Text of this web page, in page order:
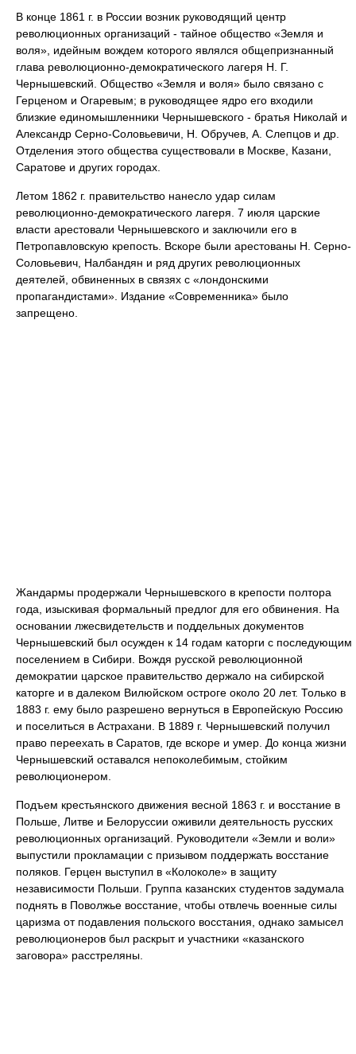
В конце 1861 г. в России возник руководящий центр
революционных организаций - тайное общество «Земля и
воля», идейным вождем которого являлся общепризнанный
глава революционно-демократического лагеря Н. Г.
Чернышевский. Общество «Земля и воля» было связано с
Герценом и Огаревым; в руководящее ядро его входили
близкие единомышленники Чернышевского - братья Николай и
Александр Серно-Соловьевичи, Н. Обручев, А. Слепцов и др.
Отделения этого общества существовали в Москве, Казани,
Саратове и других городах.
Летом 1862 г. правительство нанесло удар силам
революционно-демократического лагеря. 7 июля царские
власти арестовали Чернышевского и заключили его в
Петропавловскую крепость. Вскоре были арестованы Н. Серно-
Соловьевич, Налбандян и ряд других революционных
деятелей, обвиненных в связях с «лондонскими
пропагандистами». Издание «Современника» было
запрещено.
Жандармы продержали Чернышевского в крепости полтора
года, изыскивая формальный предлог для его обвинения. На
основании лжесвидетельств и поддельных документов
Чернышевский был осужден к 14 годам каторги с последующим
поселением в Сибири. Вождя русской революционной
демократии царское правительство держало на сибирской
каторге и в далеком Вилюйском остроге около 20 лет. Только в
1883 г. ему было разрешено вернуться в Европейскую Россию
и поселиться в Астрахани. В 1889 г. Чернышевский получил
право переехать в Саратов, где вскоре и умер. До конца жизни
Чернышевский оставался непоколебимым, стойким
революционером.
Подъем крестьянского движения весной 1863 г. и восстание в
Польше, Литве и Белоруссии оживили деятельность русских
революционных организаций. Руководители «Земли и воли»
выпустили прокламации с призывом поддержать восстание
поляков. Герцен выступил в «Колоколе» в защиту
независимости Польши. Группа казанских студентов задумала
поднять в Поволжье восстание, чтобы отвлечь военные силы
царизма от подавления польского восстания, однако замысел
революционеров был раскрыт и участники «казанского
заговора» расстреляны.